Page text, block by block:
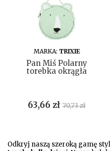
DO KOSZYKA
MARKA: TRIXIE
Pan Miś Polarny
torebka okrągła
Cena
63,66 zł Cena
70,73 zł
Odkryj naszą szeroką gamę